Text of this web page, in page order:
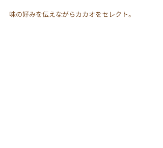
味の好みを伝えながらカカオをセレクト。